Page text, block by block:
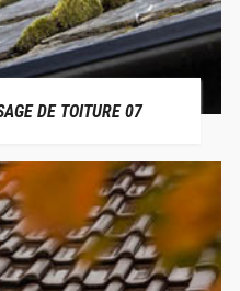
DE TOITURE 07